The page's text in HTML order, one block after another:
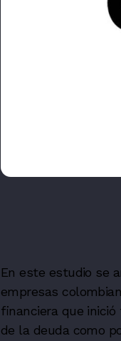
En este estudio se
empresas
financiera que
de la deuda como